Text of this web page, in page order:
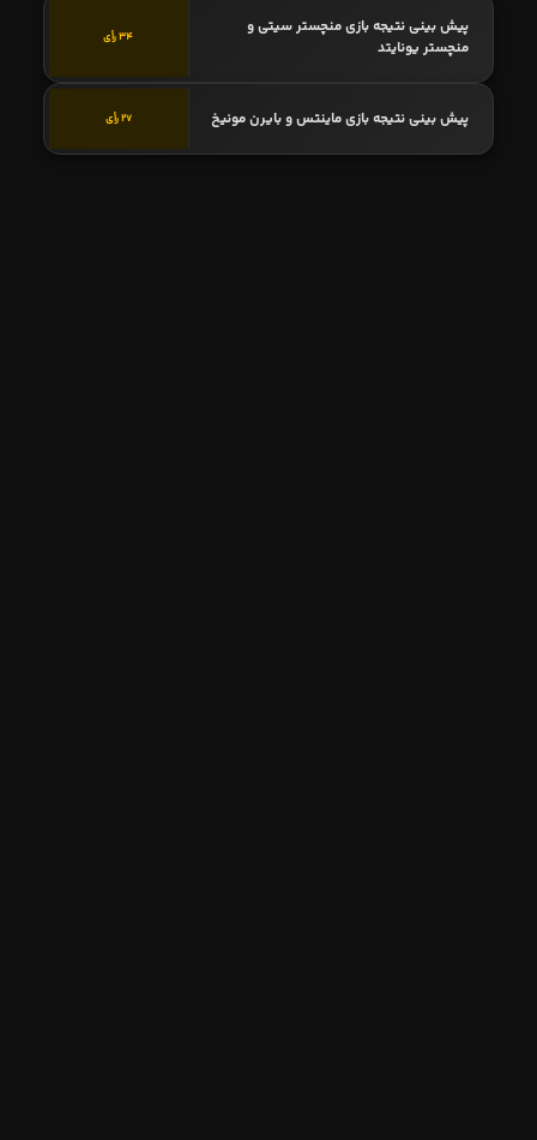
پیش بینی نتیجه بازی منچستر سیتی و
منچستر یونایتد
34 رأی
پیش بینی نتیجه بازی ماینتس و بایرن مونیخ 27 رأی